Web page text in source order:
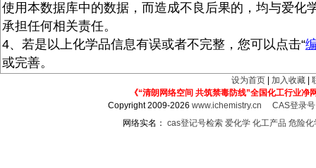
使用本数据库中的数据，而造成不良后果的，均与爱化
承担任何相关责任。
4、若是以上化学品信息有误或者不完整，您可以点击“
或完善。
设为首页 加入收藏
《“清朗网络空间 共筑禁毒防线”全国化工行业净
Copyright 2009-2026www.ichemistry.cn
CAS登录
网络实名： cas登记号检索 爱化学 化工产品 危险化